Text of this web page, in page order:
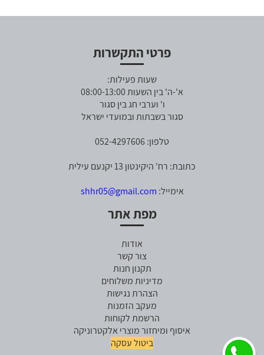
פרטי התקשרות
שעות פעילות:
א'-ה' בין השעות 08:00-13:00
ו' וערבי חג בין סגור
סגור בשבתות ובמועדי ישראל
טלפון: 052-4297606
כתובת: רח' היקינטון 13 יקנעם עילית
אימייל: shhr05@gmail.com
מפת אתר
אודות
צור קשר
תקנון חנות
מדיניות משלוחים
הצהרת נגישות
מעקב הזמנות
הרשמת לקוחות
איסוף ומיחזור מוצרי אלקטרוניקה
ביטול עסקה